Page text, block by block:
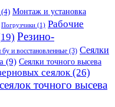
(4) Монтаж и установка
Погрузчики (1) Рабочие
Резино-
и восстановленные (3) Сеялки
(9) Сеялки точного высева
сеялок (26)
точного высева